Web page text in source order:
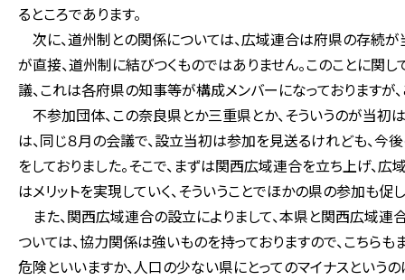
るところであります。
次に、道州制との関係については、広域連合は府県の存続
が直接、道州制に結びつくものではありません。このことに関
議、これは各府県の知事等が構成メンバーになっております
不参加団体、この奈良県とか三重県とか、そういうのが当初
は、同じ８月の会議で、設立当初は参加を見送るけれども、
をしておりました。そこで、まずは関西広域連合を立ち上げ、
はメリットを実現していく、そういうことでほかの県の参加も促
また、関西広域連合の設立によりまして、本県と関西広域連
ついては、協力関係は強いものを持っておりますので、こちら
危険といいますか、人口の少ない県にとってのマイナスという